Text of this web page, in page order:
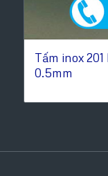
Tấm inox
0.5mm